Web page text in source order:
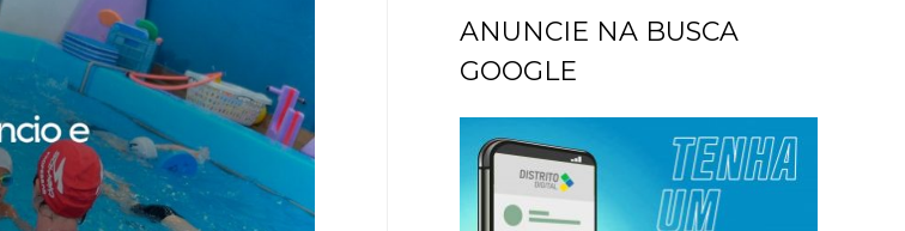
ANUNCIE NA BUSCA
GOOGLE